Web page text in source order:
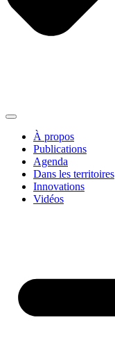
À propos
Publications
Agenda
Dans les territoires
Innovations
Vidéos